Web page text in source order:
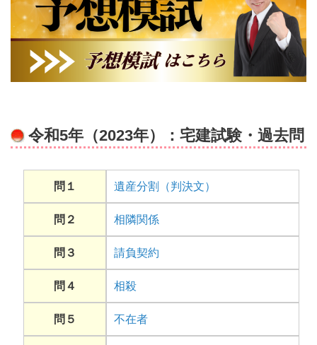
令和5年（2023年）：宅建試験・過去問
問１ 遺産分割（判決文）
問２ 相隣関係
問３ 請負契約
問４ 相殺
問５ 不在者